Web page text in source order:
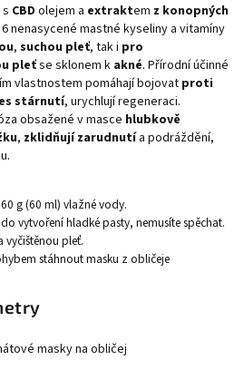
CBD olejem a extraktem z konopných
nenasycené mastné kyseliny a vitamíny
, suchou pleť, tak i pro
pleťse sklonem k akné. Přírodní účinné
vlastnostem pomáhají bojovat proti
stárnutí, urychlují regeneraci.
obsažené v masce hlubkově
, zklidňují zarudnutía podráždění,
g (60 ml) vlažné vody.
vytvoření hladké pasty, nemusíte spěchat.
vyčištěnou pleť.
stáhnout masku z obličeje
masky na obličej